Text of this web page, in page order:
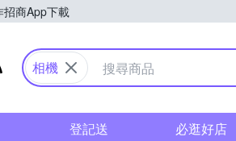
招商App下載
Yahoo購物中心
相機
登記送 必逛好店